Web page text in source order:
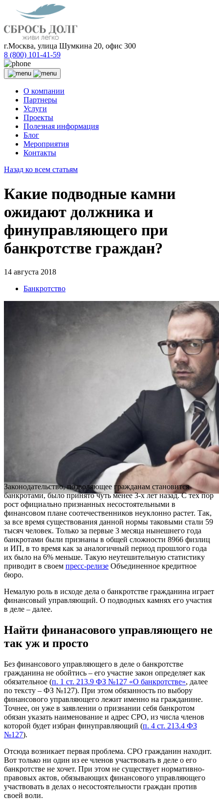
г.Москва, улица Шумкина 20, офис 300
8 (800) 101-41-59
О компании
Партнеры
Услуги
Проекты
Полезная информация
Блог
Мероприятия
Контакты
Назад ко всем статьям
Какие подводные камни
ожидают должника и
финуправляющего при
банкротстве граждан?
14 августа 2018
Банкротство
Законодательство, позволяющее гражданам становится
банкротами, было принято чуть менее 3-х лет назад. С тех пор
рост официально признанных несостоятельными в
финансовом плане соотечественников неуклонно растет. Так,
за все время существования данной нормы таковыми стали 59
тысяч человек. Только за первые 3 месяца нынешнего года
банкротами были признаны в общей сложности 8966 физлиц
и ИП, в то время как за аналогичный период прошлого года
их было на 6% меньше. Такую неутешительную статистику
приводит в своем пресс-релизе Объединенное кредитное
бюро.
Немалую роль в исходе дела о банкротстве гражданина играет
финансовый управляющий. О подводных камнях его участия
в деле – далее.
Найти финанасового управляющего не
так уж и просто
Без финансового управляющего в деле о банкротстве
гражданина не обойтись – его участие закон определяет как
обязательное (п. 1 ст. 213.9 ФЗ №127 «О банкротстве», далее
по тексту – ФЗ №127). При этом обязанность по выбору
финансового управляющего лежит именно на гражданине.
Точнее, он уже в заявлении о признании себя банкротом
обязан указать наименование и адрес СРО, из числа членов
которой будет избран финуправляющий (п. 4 ст. 213.4 ФЗ
№127).
Отсюда возникает первая проблема. СРО гражданин находит.
Вот только ни один из ее членов участвовать в деле о его
банкротстве не хочет. При этом не существует нормативно-
правовых актов, обязывающих финансового управляющего
участвовать в делах о несостоятельности граждан против
своей воли.